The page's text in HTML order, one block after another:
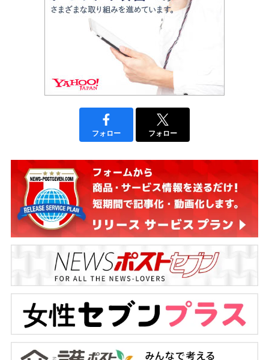
フォロー フォロー